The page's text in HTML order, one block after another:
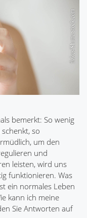
bemerkt: So wenig
so
um den
und
leisten, wird uns
funktionieren. Was
ein normales Leben
kann ich meine
Sie Antworten auf